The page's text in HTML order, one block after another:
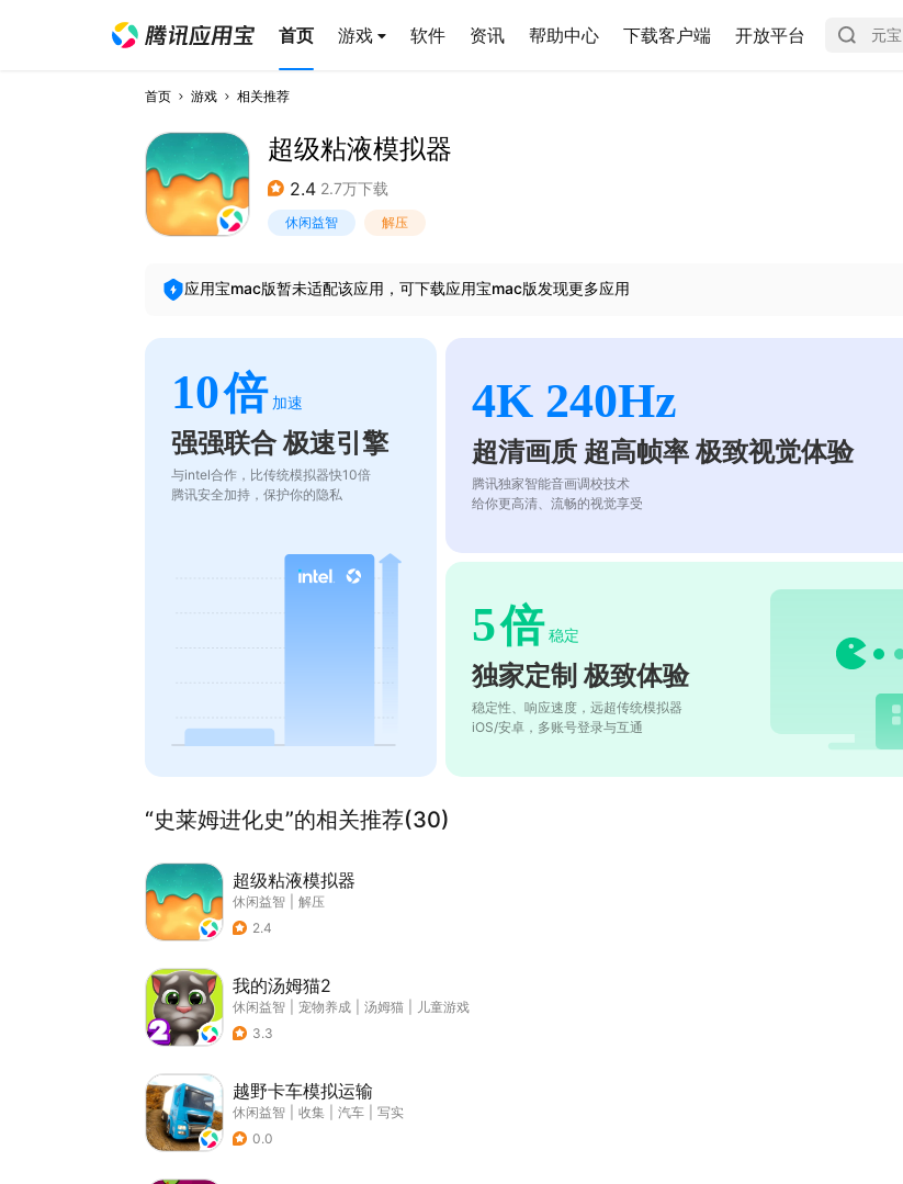
首页 游戏 软件 资讯 帮助中心 下载客户端 开放平台
首页 游戏 相关推荐
超级粘液模拟器
2.4 2.7万下载
休闲益智 解压
应用宝mac版暂未适配该应用，可下载应用宝mac版发现更多应用
10倍 加速
强强联合 极速引擎
与intel合作，比传统模拟器快10倍
腾讯安全加持，保护你的隐私
4K 240Hz
超清画质 超高帧率 极致视觉体验
腾讯独家智能音画调校技术
给你更高清、流畅的视觉享受
5倍 稳定
独家定制 极致体验
稳定性、响应速度，远超传统模拟器
iOS/安卓，多账号登录与互通
“史莱姆进化史”的相关推荐(30)
超级粘液模拟器
休闲益智
解压
2.4
我的汤姆猫2
休闲益智 宠物养成 汤姆猫
儿童游戏
3.3
越野卡车模拟运输
休闲益智 收集 汽车
写实
0.0